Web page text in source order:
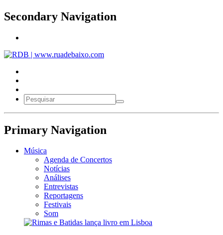
Secondary Navigation
Primary Navigation
Música
Agenda de Concertos
Notícias
Análises
Entrevistas
Reportagens
Festivais
Som